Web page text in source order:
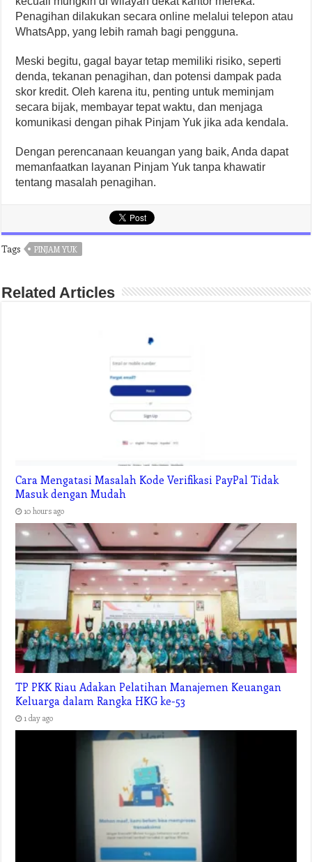
Penagihan dilakukan secara online melalui telepon atau
WhatsApp, yang lebih ramah bagi pengguna.
Meski begitu, gagal bayar tetap memiliki risiko, seperti
denda, tekanan penagihan, dan potensi dampak pada
skor kredit. Oleh karena itu, penting untuk meminjam
secara bijak, membayar tepat waktu, dan menjaga
komunikasi dengan pihak Pinjam Yuk jika ada kendala.
Dengan perencanaan keuangan yang baik, Anda dapat
memanfaatkan layanan Pinjam Yuk tanpa khawatir
tentang masalah penagihan.
Tags PINJAM YUK
Related Articles
Cara Mengatasi Masalah Kode Verifikasi PayPal Tidak
Masuk dengan Mudah
10 hours ago
TP PKK Riau Adakan Pelatihan Manajemen Keuangan
Keluarga dalam Rangka HKG ke-53
1 day ago